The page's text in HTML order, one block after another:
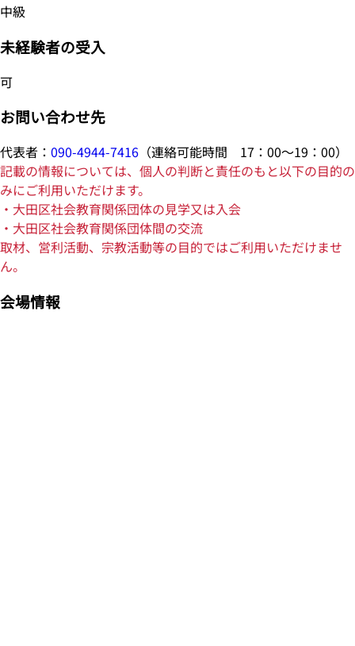
中級
未経験者の受入
可
お問い合わせ先
代表者： 090-4944-7416 （連絡可能時間 17：00～19：00）
記載の情報については、個人の判断と責任のもと以下の目的の
みにご利用いただけます。
・大田区社会教育関係団体の見学又は入会
・大田区社会教育関係団体間の交流
取材、営利活動、宗教活動等の目的ではご利用いただけませ
ん。
会場情報